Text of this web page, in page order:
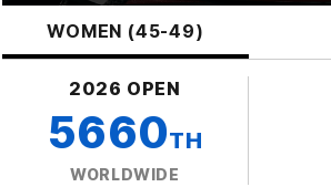
WOMEN (45-49)
2026 OPEN
5660TH
WORLDWIDE